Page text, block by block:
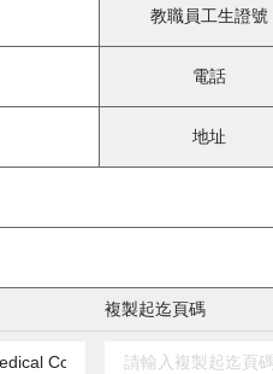
教職員工生證號
電話
地址
複製起迄頁碼